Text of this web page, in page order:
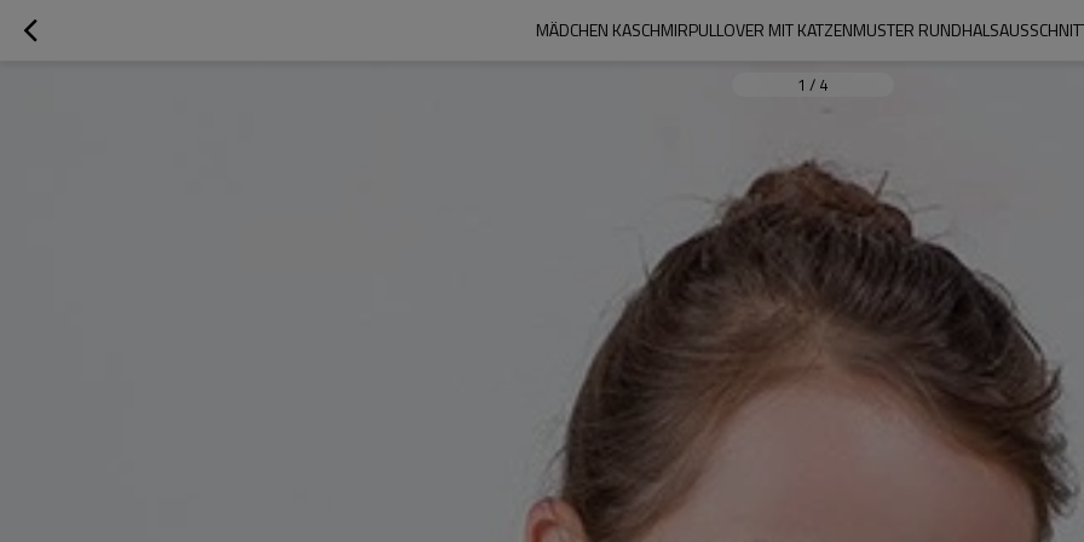
MÄDCHEN KASCHMIRPULLOVER MIT KATZENMUSTER
1 / 4